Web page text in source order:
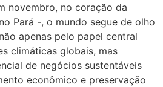
novembro, no coração da
Pará -, o mundo segue de olho
apenas pelo papel central
climáticas globais, mas
de negócios sustentáveis
econômico e preservação